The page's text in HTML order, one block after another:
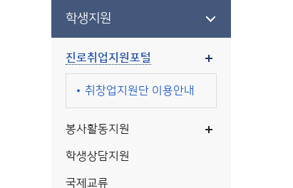
학생지원
진로취업지원포털
취창업지원단 이용안내
봉사활동지원
학생상담지원
국제교류